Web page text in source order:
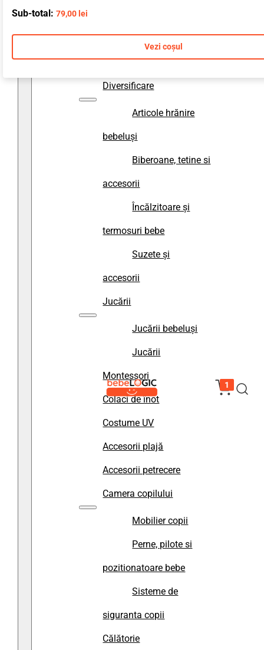
Prosoape și halate
de baie copii
Diversificare
Articole hrănire
bebeluși
Biberoane, tetine si
accesorii
Încălzitoare și
termosuri bebe
Suzete și
accesorii
Jucării
Jucării bebeluși
Jucării
Montessori
Colaci de înot
Costume UV
Accesorii plajă
Accesorii petrecere
Camera copilului
Mobilier copii
Perne, pilote si
pozitionatoare bebe
Sisteme de
siguranta copii
Călătorie
1
Sub-total: 79,00 lei
Vezi coșul